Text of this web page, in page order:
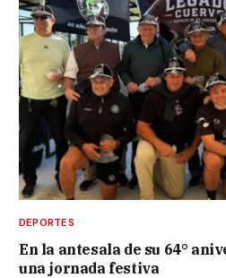
DEPORTES
En la antesala de su 64°
una jornada festiva